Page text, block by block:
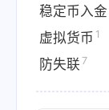
稳定币入金
虚拟货币 1
防失联 7